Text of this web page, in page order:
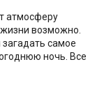
атмосферу
возможно.
самое
ночь. Все